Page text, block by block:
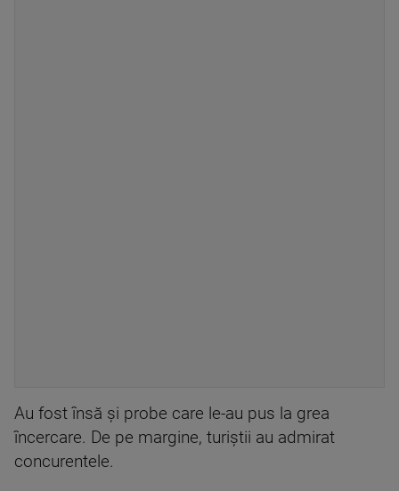
Au fost însă și probe care le-au pus la grea
încercare. De pe margine, turiștii au admirat
concurentele.